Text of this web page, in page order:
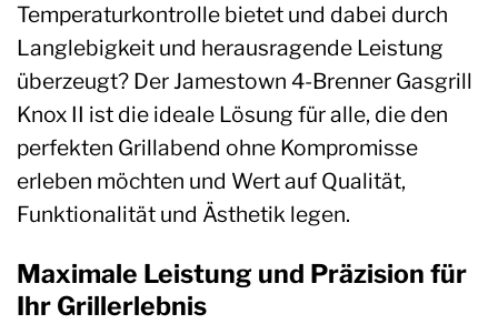
Temperaturkontrolle bietet und dabei durch
Langlebigkeit und herausragende Leistung
überzeugt? Der Jamestown 4-Brenner Gasgrill
Knox II ist die ideale Lösung für alle, die den
perfekten Grillabend ohne Kompromisse
erleben möchten und Wert auf Qualität,
Funktionalität und Ästhetik legen.
Maximale Leistung und Präzision für
Ihr Grillerlebnis